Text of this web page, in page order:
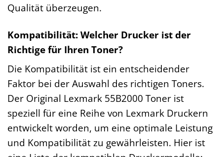
Qualität überzeugen.
Kompatibilität: Welcher Drucker ist der
Richtige für Ihren Toner?
Die Kompatibilität ist ein entscheidender
Faktor bei der Auswahl des richtigen Toners.
Der Original Lexmark 55B2000 Toner ist
speziell für eine Reihe von Lexmark Druckern
entwickelt worden, um eine optimale Leistung
und Kompatibilität zu gewährleisten. Hier ist